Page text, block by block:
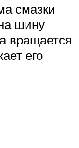
смазки
шину
вращается
его